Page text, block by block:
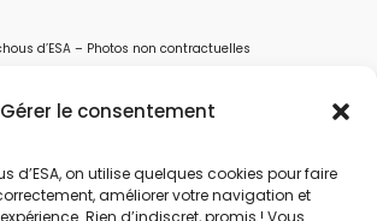
Gérer le consentement
d’ESA, on utilise quelques cookies pour faire
améliorer votre navigation et
Rien d’indiscret, promis ! Vous
d’ESA – Photos non contractuelles
apportent toutes les solutions pour récupérer l’eau de
stocker, filtrer, traiter et potabiliser l’eau d’un forage,
également des équipements pour décontaminer de
plasma froid et des équipements solaires.